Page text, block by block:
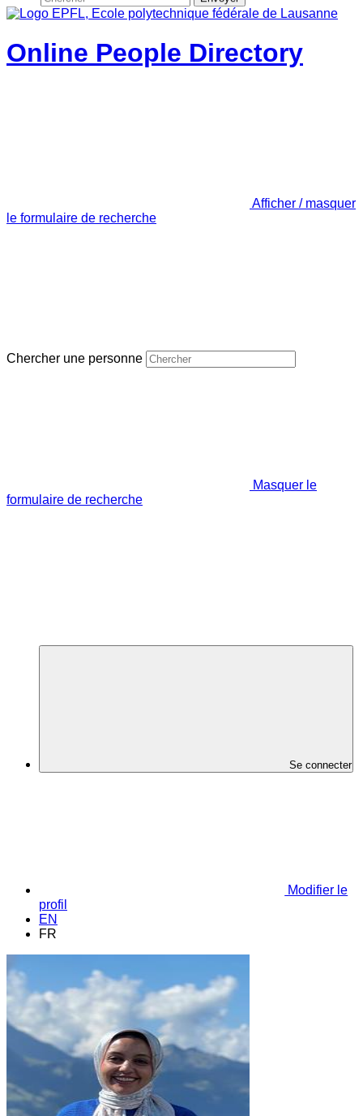
Online People Directory
Afficher / masquer
le formulaire de recherche
Chercher une personne
Masquer le
formulaire de recherche
Se connecter
Modifier le
profil
EN
FR